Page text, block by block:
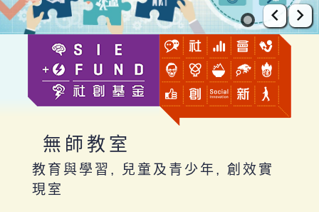
上一張
下
無師教室
教育與學習, 兒童及青少年, 創效實
現室